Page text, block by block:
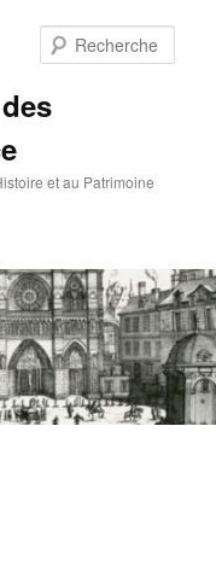
et au Patrimoine